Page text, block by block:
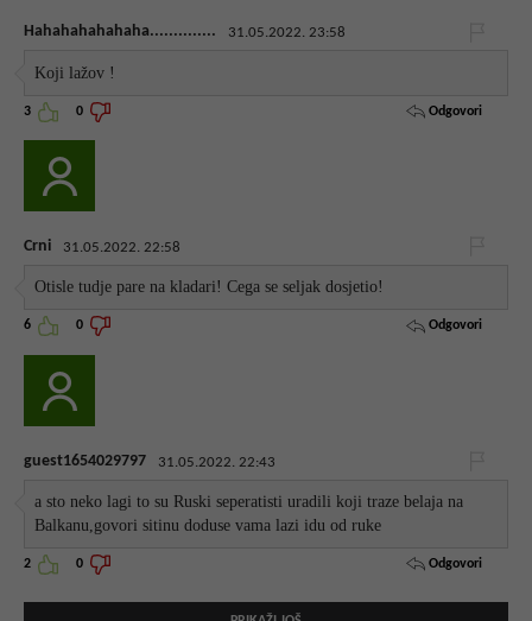
Hahahahahahaha.............. 31.05.2022. 23:58
Koji lažov !
3 0 Odgovori
Crni 31.05.2022. 22:58
Otisle tudje pare na kladari! Cega se seljak dosjetio!
6 0 Odgovori
guest1654029797 31.05.2022. 22:43
a sto neko lagi to su Ruski seperatisti uradili koji traze belaja na
Balkanu,govori sitinu doduse vama lazi idu od ruke
2 0 Odgovori